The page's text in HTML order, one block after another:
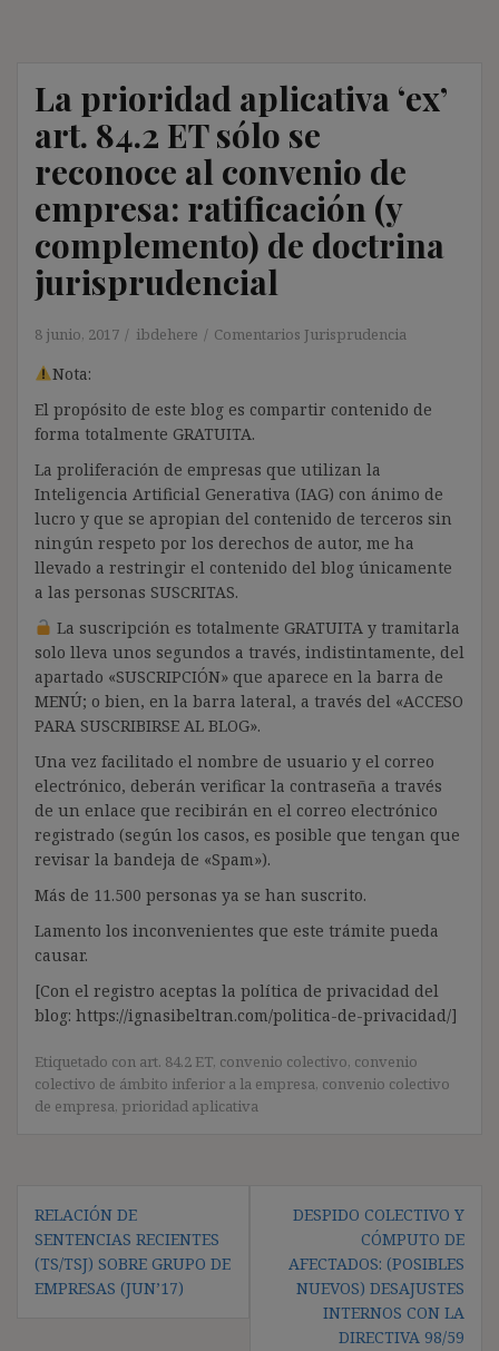
La prioridad aplicativa ‘ex’
art. 84.2 ET sólo se
reconoce al convenio de
empresa: ratificación (y
complemento) de doctrina
jurisprudencial
8 junio, 2017 ibdehere Comentarios Jurisprudencia
Nota:
El propósito de este blog es compartir contenido de
forma totalmente GRATUITA.
La proliferación de empresas que utilizan la
Inteligencia Artificial Generativa (IAG) con ánimo de
lucro y que se apropian del contenido de terceros sin
ningún respeto por los derechos de autor, me ha
llevado a restringir el contenido del blog únicamente
a las personas SUSCRITAS.
La suscripción es totalmente GRATUITA y tramitarla
solo lleva unos segundos a través, indistintamente, del
apartado «SUSCRIPCIÓN» que aparece en la barra de
MENÚ; o bien, en la barra lateral, a través del «ACCESO
PARA SUSCRIBIRSE AL BLOG».
Una vez facilitado el nombre de usuario y el correo
electrónico, deberán verificar la contraseña a través
de un enlace que recibirán en el correo electrónico
registrado (según los casos, es posible que tengan que
revisar la bandeja de «Spam»).
Más de 11.500 personas ya se han suscrito.
Lamento los inconvenientes que este trámite pueda
causar.
[Con el registro aceptas la política de privacidad del
blog: https://ignasibeltran.com/politica-de-privacidad/]
Etiquetado con art. 84.2 ET, convenio colectivo, convenio
colectivo de ámbito inferior a la empresa, convenio colectivo
de empresa, prioridad aplicativa
Navegación
de
entradas
RELACIÓN DE
SENTENCIAS RECIENTES
(TS/TSJ) SOBRE GRUPO DE
EMPRESAS (JUN’17)
DESPIDO COLECTIVO Y
CÓMPUTO DE
AFECTADOS: (POSIBLES
NUEVOS) DESAJUSTES
INTERNOS CON LA
DIRECTIVA 98/59